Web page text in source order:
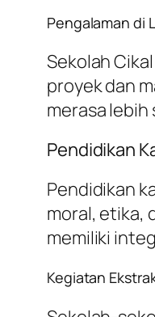
Pengalaman di
Sekolah
proyek dan
merasa
Pendidikan
Pendidikan
moral, etika,
memiliki
Kegiatan